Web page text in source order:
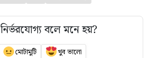
বলে মনে হয়?
মোটামুটি খুব ভালো